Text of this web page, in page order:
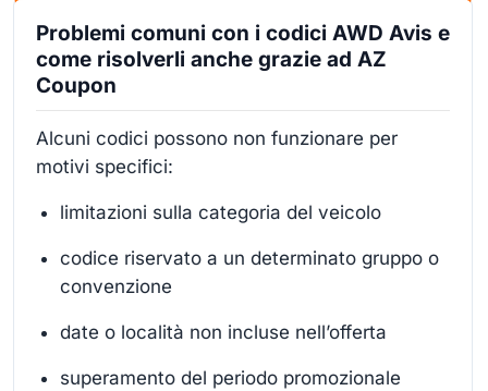
Problemi comuni con i codici AWD Avis e
come risolverli anche grazie ad AZ
Coupon
Alcuni codici possono non funzionare per
motivi specifici:
limitazioni sulla categoria del veicolo
codice riservato a un determinato gruppo o
convenzione
date o località non incluse nell’offerta
superamento del periodo promozionale